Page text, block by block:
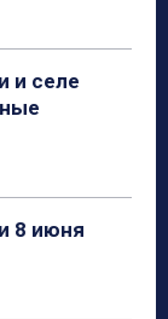
и селе
8 июня